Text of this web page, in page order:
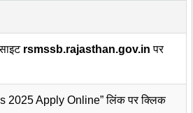
rsmssb.rajasthan.gov.in पर
2025 Apply Online” लिंक पर क्लिक